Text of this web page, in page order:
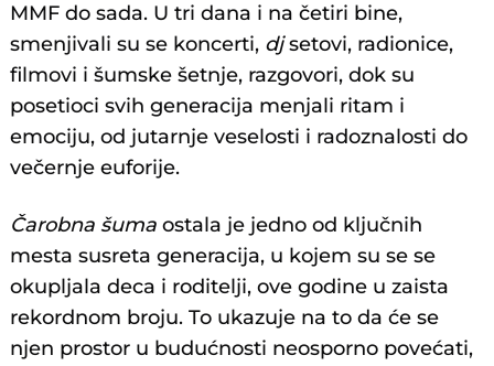
MMF do sada. U tri dana i na četiri bine,
smenjivali su se koncerti, djsetovi, radionice,
filmovi i šumske šetnje, razgovori, dok su
posetioci svih generacija menjali ritam i
emociju, od jutarnje veselosti i radoznalosti do
večernje euforije.
Čarobna šuma ostala je jedno od ključnih
mesta susreta generacija, u kojem su se se
okupljala deca i roditelji, ove godine u zaista
rekordnom broju. To ukazuje na to da će se
njen prostor u budućnosti neosporno povećati,